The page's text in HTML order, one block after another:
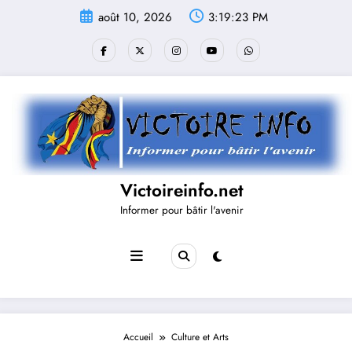
août 10, 2026 3:19:24 PM
Victoireinfo.net
Informer pour bâtir l'avenir
Accueil Culture et Arts